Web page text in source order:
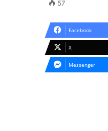
57
Facebook
X
Messenger